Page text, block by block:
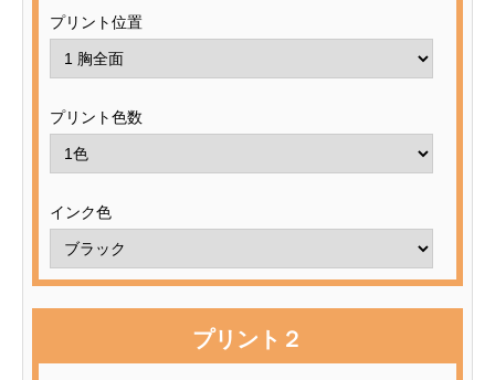
プリント位置
プリント色数
インク色
プリント２